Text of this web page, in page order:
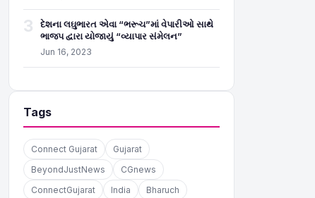
3
દેશના લઘુભારત એવા “ભરૂચ”માં વેપારીઓ સાથે
ભાજપ દ્વારા યોજાયું “વ્યાપાર સંમેલન”
Jun 16, 2023
Tags
Connect Gujarat
Gujarat
BeyondJustNews
CGnews
ConnectGujarat
India
Bharuch